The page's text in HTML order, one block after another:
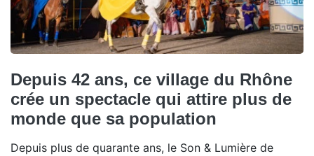
Depuis 42 ans, ce village du Rhône
crée un spectacle qui attire plus de
monde que sa population
Depuis plus de quarante ans, le Son & Lumière de